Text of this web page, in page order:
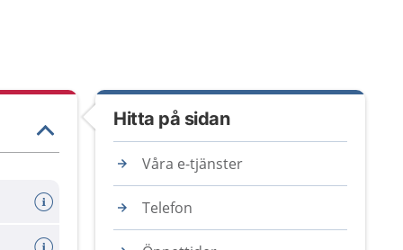
Hitta på sidan
Våra e-tjänster
Telefon